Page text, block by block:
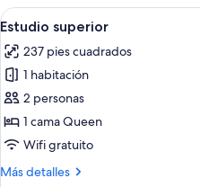
Abrir
todas
las
fotos
de
Estudio
superior
8
Estudio superior
237 pies cuadrados
1 habitación
2 personas
1 cama Queen
Wifi gratuito
Más detalles
Más